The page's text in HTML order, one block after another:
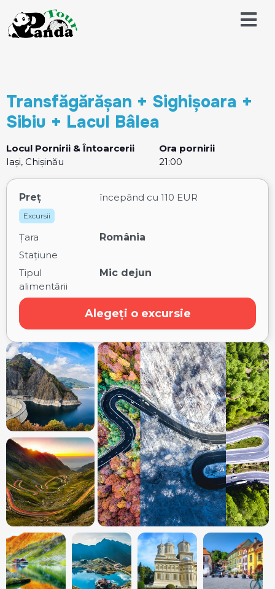
Transfăgărășan + Sighișoara +
Sibiu + Lacul Bâlea
Locul Pornirii & Întoarcerii
Iași, Chișinău
Ora pornirii
21:00
Preț începând cu110 EUR
Excursii
Țara
România
Stațiune
Tipul
alimentării
Mic dejun
Alegeți o excursie